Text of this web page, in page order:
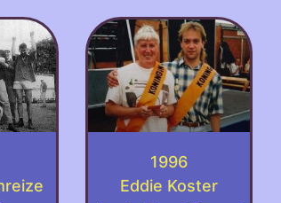
1996
Eddie Koster